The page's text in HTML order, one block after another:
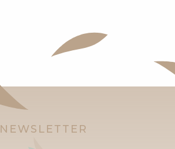
NEWSLETTER